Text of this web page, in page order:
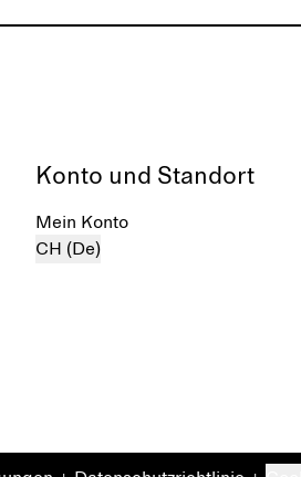
Konto und Standort
Mein Konto
CH (De)